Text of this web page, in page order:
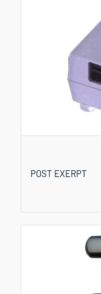
POST EXERPT